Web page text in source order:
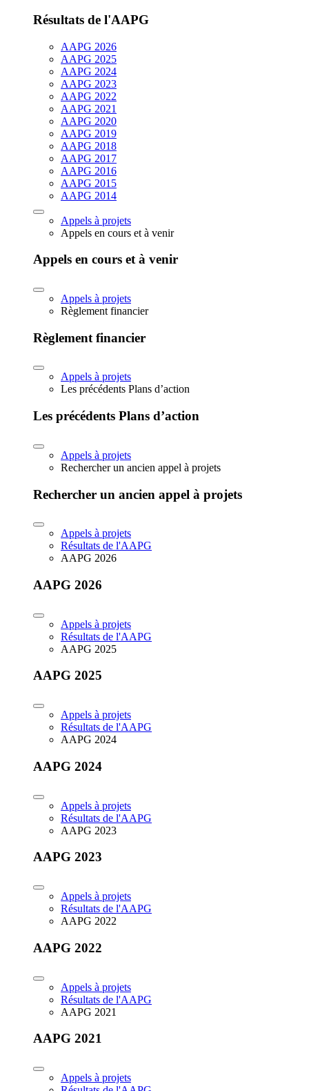
Résultats de l'AAPG
AAPG 2026
AAPG 2025
AAPG 2024
AAPG 2023
AAPG 2022
AAPG 2021
AAPG 2020
AAPG 2019
AAPG 2018
AAPG 2017
AAPG 2016
AAPG 2015
AAPG 2014
Appels à projets
Appels en cours et à venir
Appels en cours et à venir
Appels à projets
Règlement financier
Règlement financier
Appels à projets
Les précédents Plans d’action
Les précédents Plans d’action
Appels à projets
Rechercher un ancien appel à projets
Rechercher un ancien appel à projets
Appels à projets
Résultats de l'AAPG
AAPG 2026
AAPG 2026
Appels à projets
Résultats de l'AAPG
AAPG 2025
AAPG 2025
Appels à projets
Résultats de l'AAPG
AAPG 2024
AAPG 2024
Appels à projets
Résultats de l'AAPG
AAPG 2023
AAPG 2023
Appels à projets
Résultats de l'AAPG
AAPG 2022
AAPG 2022
Appels à projets
Résultats de l'AAPG
AAPG 2021
AAPG 2021
Appels à projets